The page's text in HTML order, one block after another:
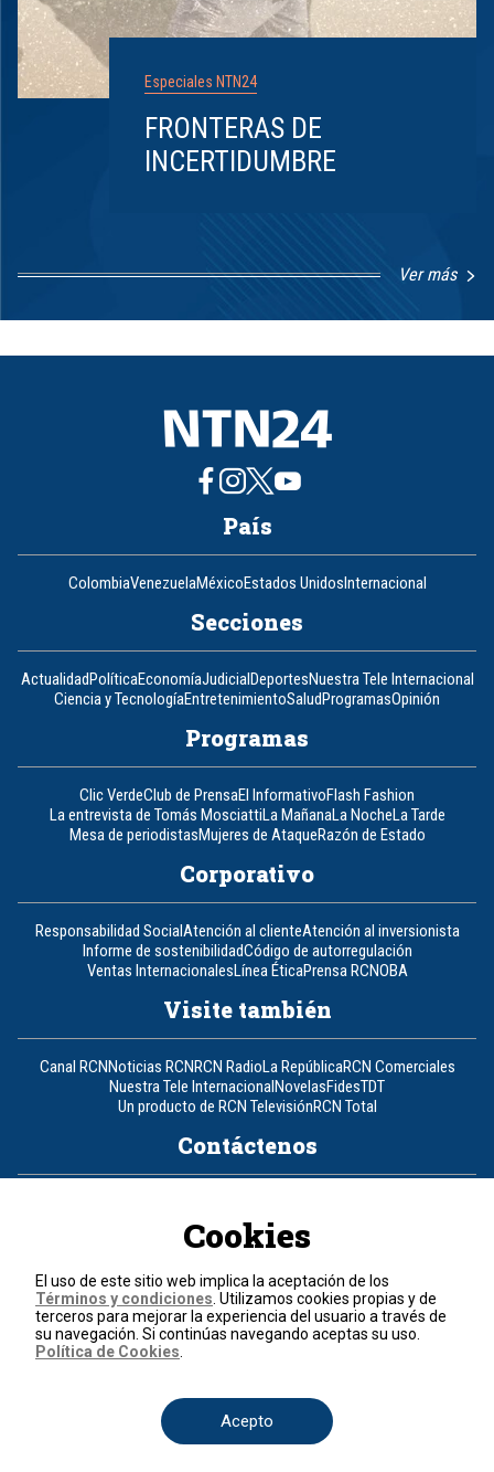
Especiales NTN24
FRONTERAS DE
INCERTIDUMBRE
Ver más
1
8
País
ColombiaVenezuelaMéxicoEstados UnidosInternacional
Secciones
ActualidadPolíticaEconomíaJudicialDeportesNuestra Tele Internacional
Ciencia y TecnologíaEntretenimientoSaludProgramasOpinión
Programas
Clic VerdeClub de PrensaEl InformativoFlash Fashion
La entrevista de Tomás MosciattiLa MañanaLa NocheLa Tarde
Mesa de periodistasMujeres de AtaqueRazón de Estado
Corporativo
Responsabilidad SocialAtención al clienteAtención al inversionista
Informe de sostenibilidadCódigo de autorregulación
Ventas InternacionalesLínea ÉticaPrensa RCNOBA
Visite también
Canal RCNNoticias RCNRCN RadioLa RepúblicaRCN Comerciales
Nuestra Tele InternacionalNovelasFidesTDT
Un producto de RCN TelevisiónRCN Total
Contáctenos
Política de cookies
Términos y condiciones
© 2026, RCN Medios.
Todos los derechos reservados.
Cookies
El uso de este sitio web implica la aceptación de los
Términos y condiciones . Utilizamos cookies propias y de
terceros para mejorar la experiencia del usuario a través de
su navegación. Si continúas navegando aceptas su uso.
Política de Cookies
Acepto